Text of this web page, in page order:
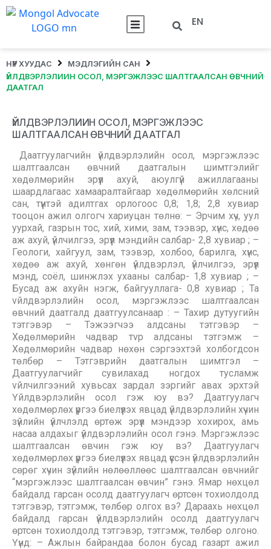
EN
НҮҮР ХУУДАС
МЭДЛЭГИЙН САН
ҮЙЛДВЭРЛЭЛИИН ОСОЛ, МЭРГЭЖЛЭЭС ШАЛТГААЛСАН ӨВЧНИЙ
ДААТГАЛ
ҮЙЛДВЭРЛЭЛИИН ОСОЛ, МЭРГЭЖЛЭЭС
ШАЛТГААЛСАН ӨВЧНИЙ ДААТГАЛ
Даатгуулагчийн үйлдвэрлэлийн осол, мэргэжлээс
шалтгаалсан өвчний даатгалын шимтгэлийг
хөдөлмөрийн эрүүл ахуй, аюулгүй ажиллагааны
шаардлагаас хамааралтайгаар хөдөлмөрийн хөлсний
сан, түүнтэй адилтгах орлогоос 0,8; 1,8; 2,8 хувиар
тооцон ажил олгогч хариуцан төлнө: – Эрчим хүч, уул
уурхай, газрын тос, хий, хими, зам, тээвэр, хүнс, хөдөө
аж ахуй, үйлчилгээ, эрүүл мэндийн салбар- 2,8 хувиар ; –
Геологи, хайгуул, зам, тээвэр, холбоо, барилга, хүнс,
хөдөө аж ахуй, хөнгөн үйлдвэрлэл, үйлчилгээ, эрүүл
мэнд, соёл, шинжлэх ухааны салбар- 1,8 хувиар ; –
Бусад аж ахуйн нэгж, байгууллага- 0,8 хувиар ; Та
vйлдвэрлэлийн осол, мэргэжлээс шалтгаалсан
өвчний даатгалд даатгуулсанаар : – Тахир дутуугийн
тэтгэвэр – Тэжээгчээ алдсаны тэтгэвэр –
Хөдөлмөрийн чадвар тvр алдсаны тэтгэмж –
Хөдөлмөрийн чадвар нөхөн сэргээхтэй холбогдсон
төлбөр – Тэтгэврийн даатгалын шимтгэл –
Даатгуулагчийг сувилахад ногдох тусламж
vйлчилгээний хувьсах зардал зэргийг авах эрхтэй
Үйлдвэрлэлийн осол гэж юу вэ? Даатгуулагч
хөдөлмөрлөх үүргээ биелүүлэх явцад үйлдвэрлэлийн хүчин
зүйлийн үйлчлэлд өртөж эрүүл мэндээр хохирох, амь
насаа алдахыг үйлдвэрлэлийн осол гэнэ. Мэргэжлээс
шалтгаалсан өвчин гэж юу вэ? Даатгуулагч
хөдөлмөрлөх үүргээ биелүүлэх явцад үүссэн үйлдвэрлэлийн
сөрөг хүчин зүйлийн нөлөөллөөс шалтгаалсан өвчнийг
“мэргэжлээс шалтгаалсан өвчин” гэнэ. Ямар нөхцөл
байдалд гарсан осолд даатгуулагч өртсөн тохиолдолд
тэтгэвэр, тэтгэмж, төлбөр олгох вэ? Дараахь нөхцөл
байдалд гарсан үйлдвэрлэлийн осолд даатгуулагч
өртсөн тохиолдолд тэтгэвэр, тэтгэмж, төлбөр олгоно.
Үүнд: – Ажлын байрандаа болон бусад газарт ажил